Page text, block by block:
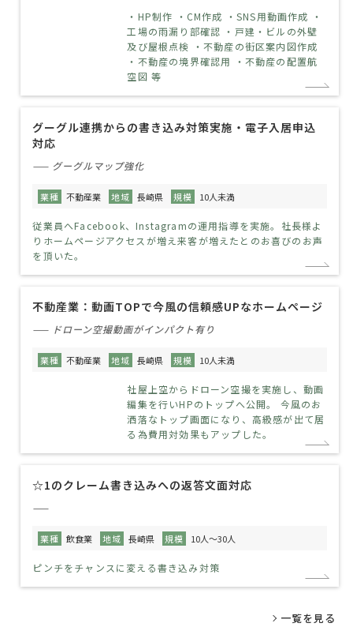
・HP制作 ・CM作成 ・SNS用動画作成 ・
工場の雨漏り部確認 ・戸建・ビルの外壁
及び屋根点検 ・不動産の街区案内図作成
・不動産の境界確認用 ・不動産の配置航
空図 等
グーグル連携からの書き込み対策実施・電子入居申込
対応
—— グーグルマップ強化
業種 不動産業 地域 長崎県 規模 10人未満
従業員へFacebook、Instagramの運用指導を実施。社長様よ
りホームページアクセスが増え来客が増えたとのお喜びのお声
を頂いた。
不動産業：動画TOPで今風の信頼感UPなホームページ
—— ドローン空撮動画がインパクト有り
業種 不動産業 地域 長崎県 規模 10人未満
社屋上空からドローン空撮を実施し、動画
編集を行いHPのトップへ公開。 今風のお
洒落なトップ画面になり、高級感が出て居
る為費用対効果もアップした。
☆1のクレーム書き込みへの返答文面対応
——
業種 飲食業 地域 長崎県 規模 10人～30人
ピンチをチャンスに変える書き込み対策
一覧を見る